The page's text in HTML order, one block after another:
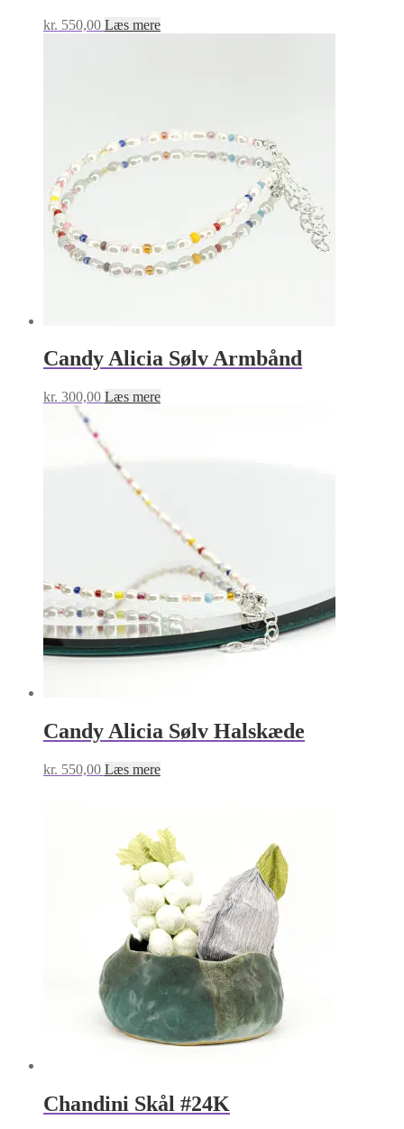
kr. 550,00 Læs mere
Candy Alicia Sølv Armbånd
kr. 300,00 Læs mere
Candy Alicia Sølv Halskæde
kr. 550,00 Læs mere
Chandini Skål #24K